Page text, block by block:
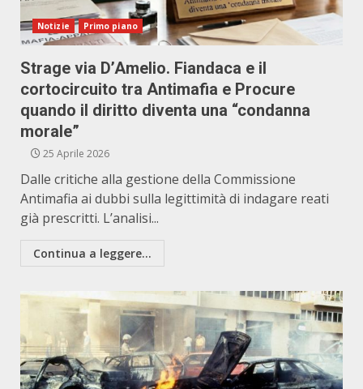
Notizie Primo piano
Strage via D’Amelio. Fiandaca e il
cortocircuito tra Antimafia e Procure
quando il diritto diventa una “condanna
morale”
25 Aprile 2026
Dalle critiche alla gestione della Commissione
Antimafia ai dubbi sulla legittimità di indagare reati
già prescritti. L’analisi...
Continua a leggere...